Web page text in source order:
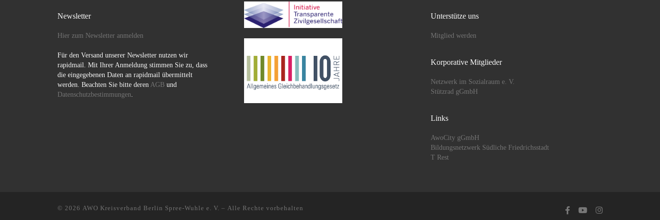
Newsletter
Hier zum Newsletter anmelden
Für den Versand unserer Newsletter nutzen wir
rapidmail. Mit Ihrer Anmeldung stimmen Sie zu, dass
die eingegebenen Daten an rapidmail übermittelt
werden. Beachten Sie bitte deren AGB und
Datenschutzbestimmungen.
Unterstütze uns
Mitglied werden
Korporative Mitglieder
Netzwerk im Sozialraum e. V.
Stützrad gGmbH
Links
AwoCity gGmbH
Bildungsnetzwerk Südliche Friedrichsstadt
T Rest
© 2026 AWO Kreisverband Berlin Spree-Wuhle e. V. – Alle Rechte vorbehalten